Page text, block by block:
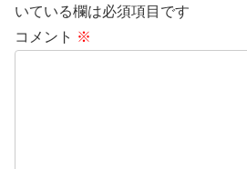
いている欄は必須項目です
コメント ※